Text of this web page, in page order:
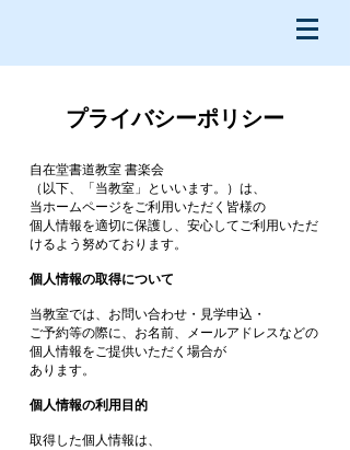
​プライバシーポリシー
自在堂書道教室 書楽会
（以下、「当教室」といいます。）は、
当ホームページをご利用いただく皆様の
個人情報を適切に保護し、安心してご利用いただ
けるよう努めております。
個人情報の取得について
当教室では、お問い合わせ・見学申込・
ご予約等の際に、お名前、メールアドレスなどの
個人情報をご提供いただく場合が
あります。
個人情報の利用目的
取得した個人情報は、